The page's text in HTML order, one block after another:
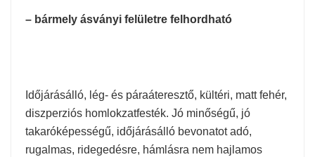
– bármely ásványi felületre felhordható
Időjárásálló, lég- és páraáteresztő, kültéri, matt fehér,
diszperziós homlokzatfesték. Jó minőségű, jó
takaróképességű, időjárásálló bevonatot adó,
rugalmas, ridegedésre, hámlásra nem hajlamos